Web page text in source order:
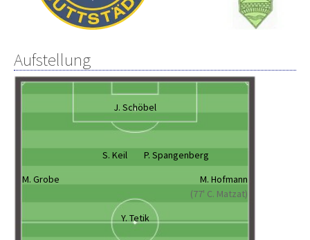
Aufstellung
J. Schöbel
S. Keil
P. Spangenberg
M. Grobe
M. Hofmann
(77' C. Matzat)
Y. Tetik